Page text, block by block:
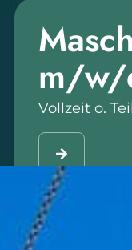
m/
Vollzeit o.